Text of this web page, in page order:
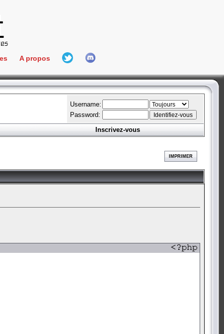
Connect
A propos
L'équipe
Hall Of Fame
Username:
Password:
Inscrivez-vous
IMPRIMER